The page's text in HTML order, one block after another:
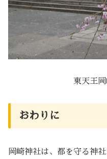
東天王
おわりに
岡崎神社は、都を守る神